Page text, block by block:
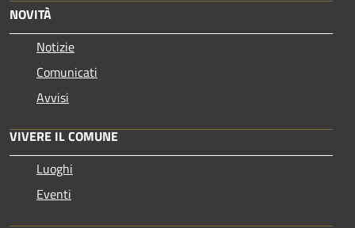
NOVITÀ
Notizie
Comunicati
Avvisi
VIVERE IL COMUNE
Luoghi
Eventi